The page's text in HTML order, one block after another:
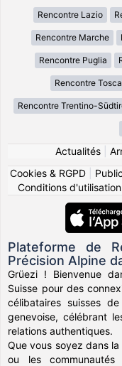
Rencontre Lazio
Rencontre Marche
Rencontre Puglia
Rencontre
Rencontre Trentino-
Actualités|
Cookies & RGPD
Conditions d'utilisation
Plateforme de
Précision Alpine
Grüezi ! Bienvenue
Suisse pour des
célibataires suisses
genevoise, célébrant
relations authentiques.
Que vous soyez dans
ou les